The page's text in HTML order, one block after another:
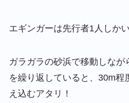
エギンガーは先行者1人しか
ガラガラの砂浜で移動しなが
を繰り返していると、30m程
え込むアタリ！